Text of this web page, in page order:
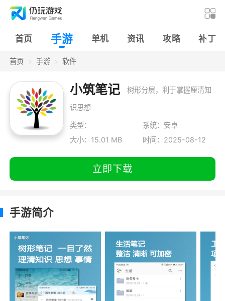
首页 手游 单机 资讯 攻略 补丁
首页 手游 软件
小筑笔记 树形分层，利于掌握厘清知
识思想
类型：
系统：安卓
大小：15.01 MB
时间：2025-08-12
立即下载
手游简介